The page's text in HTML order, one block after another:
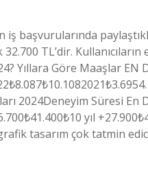
iş başvurularında
TL’dir. Kullanıcıların
Yıllara Göre Maaşlar EN
2024Deneyim Süresi
yıl
tasarım çok tatmin